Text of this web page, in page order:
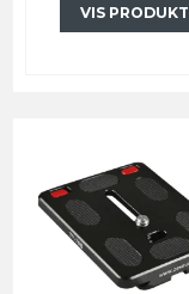
VIS PRODUKT